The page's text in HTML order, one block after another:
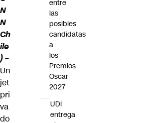
N
N
Ch
ile
) –
Un
jet
pri
va
do
entre
las
posibles
candidatas
a
los
Premios
Oscar
2027
UDI
entrega